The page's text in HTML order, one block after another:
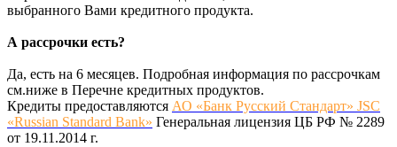
выбранного Вами кредитного продукта.
А рассрочки есть?
Да, есть на 6 месяцев. Подробная информация по рассрочкам
см.ниже в Перечне кредитных продуктов.
Кредиты предоставляются АО «Банк Русский Стандарт» JSC
«Russian Standard Bank» Генеральная лицензия ЦБ РФ № 2289
от 19.11.2014 г.